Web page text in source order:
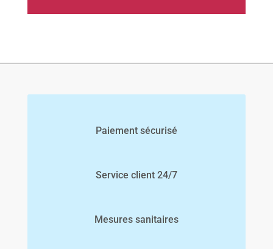
Paiement sécurisé
Service client 24/7
Mesures sanitaires